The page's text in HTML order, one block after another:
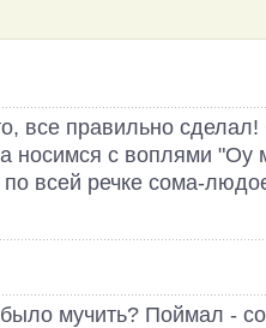
все правильно
носимся с воплями "Оу
всей речке сома-
было мучить? Поймал -